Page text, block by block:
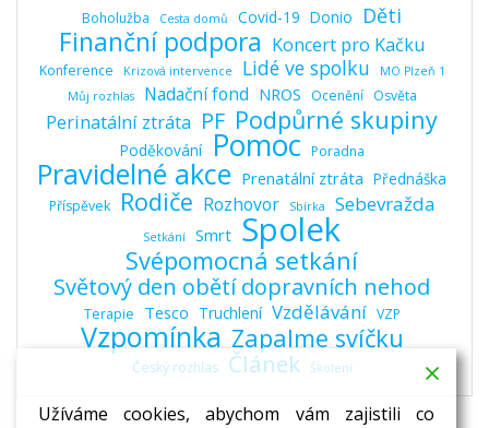
Boholužba Cesta domů Covid-19 Donio Děti
Finanční podpora Koncert pro Kačku
Konference Krizová intervence Lidé ve spolku
MO Plzeň 1
Můj rozhlas
Nadační fond NROS Ocenění Osvěta
Perinatální ztráta PF Podpůrné skupiny
Poděkování Pomoc Poradna
Pravidelné akce Prenatální ztráta Přednáška
Příspěvek Rodiče Rozhovor Sbírka Sebevražda
Setkání Smrt Spolek
Svépomocná setkání
Světový den obětí dopravních nehod
Terapie Tesco Truchlení Vzdělávání VZP
Vzpomínka Zapalme svíčku
Český rozhlas Článek Školení
Užíváme cookies, abychom vám zajistili co